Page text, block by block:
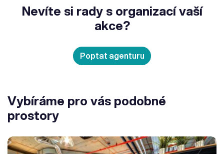
Nevíte si rady s organizací vaší
akce?
Poptat agenturu
Vybíráme pro vás podobné
prostory